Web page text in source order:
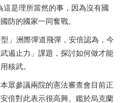
這是理所當然的事，因為沒有國
防的國家一同奮戰。
」洲際彈道飛彈，安倍認為，今
遏止力」課題，探討如何做才能
核武。
眾參議兩院的憲法審查會目前正
倍對此表示很高興。鑑於烏克蘭